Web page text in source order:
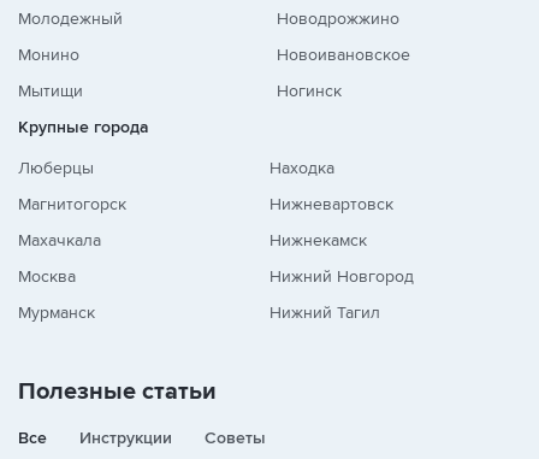
Молодежный
Монино
Мытищи
Новодрожжино
Новоивановское
Ногинск
Крупные города
Люберцы
Магнитогорск
Махачкала
Москва
Мурманск
Находка
Нижневартовск
Нижнекамск
Нижний Новгород
Нижний Тагил
Полезные статьи
Все Инструкции Советы